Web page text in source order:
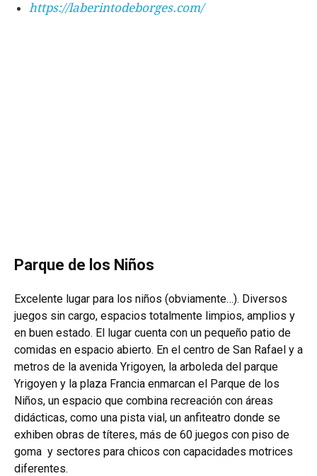
https://laberintodeborges.com/
Parque de los Niños
Excelente lugar para los niños (obviamente…). Diversos
juegos sin cargo, espacios totalmente limpios, amplios y
en buen estado. El lugar cuenta con un pequeño patio de
comidas en espacio abierto. En el centro de San Rafael y a
metros de la avenida Yrigoyen, la arboleda del parque
Yrigoyen y la plaza Francia enmarcan el Parque de los
Niños, un espacio que combina recreación con áreas
didácticas, como una pista vial, un anfiteatro donde se
exhiben obras de títeres, más de 60 juegos con piso de
goma y sectores para chicos con capacidades motrices
diferentes.